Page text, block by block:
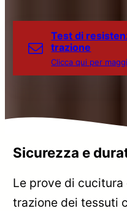
Test di
trazione
Clicca qui per
Sicurezza e
Le prove di
trazione dei tessuti